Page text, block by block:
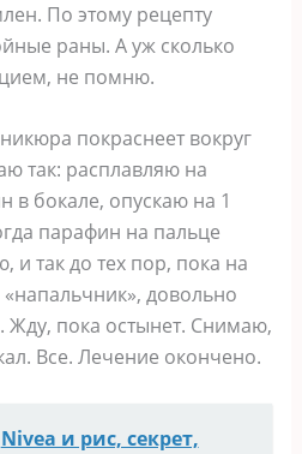
По этому рецепту
раны. А уж сколько
не помню.
покраснеет вокруг
так: расплавляю на
в бокале, опускаю на 1
парафин на пальце
и так до тех пор, пока на
довольно
Жду, пока остынет. Снимаю,
Все. Лечение окончено.
Nivea и рис, секрет,